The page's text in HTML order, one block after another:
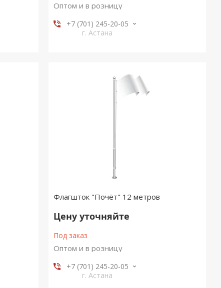
Оптом и в розницу
+7 (701) 245-20-05
г. Астана
Флагшток "Почёт" 12 метров
Цену уточняйте
Под заказ
Оптом и в розницу
+7 (701) 245-20-05
г. Астана